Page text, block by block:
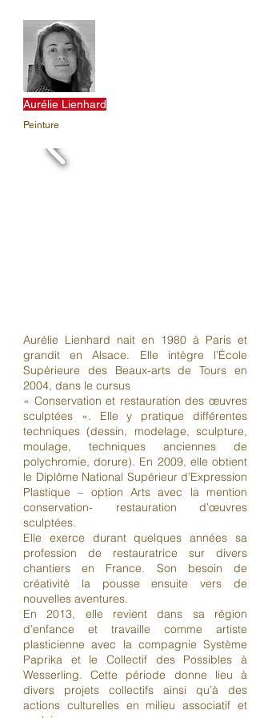
Aurélie Lienhard
Peinture
Aurélie Lienhard nait en 1980 à Paris et
grandit en Alsace. Elle intègre l’École
Supérieure des Beaux-arts de Tours en
2004, dans le cursus
« Conservation et restauration des œuvres
sculptées ». Elle y pratique différentes
techniques (dessin, modelage, sculpture,
moulage, techniques anciennes de
polychromie, dorure). En 2009, elle obtient
le Diplôme National Supérieur d’Expression
Plastique – option Arts avec la mention
conservation- restauration d’œuvres
sculptées.
Elle exerce durant quelques années sa
profession de restauratrice sur divers
chantiers en France. Son besoin de
créativité la pousse ensuite vers de
nouvelles aventures.
En 2013, elle revient dans sa région
d’enfance et travaille comme artiste
plasticienne avec la compagnie Système
Paprika et le Collectif des Possibles à
Wesserling. Cette période donne lieu à
divers projets collectifs ainsi qu’à des
actions culturelles en milieu associatif et